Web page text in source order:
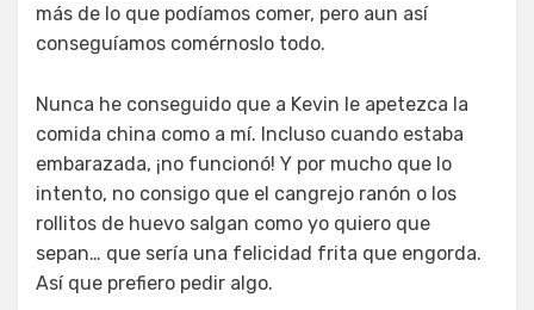
más de lo que podíamos comer, pero aun así
conseguíamos comérnoslo todo.
Nunca he conseguido que a Kevin le apetezca la
comida china como a mí. Incluso cuando estaba
embarazada, ¡no funcionó! Y por mucho que lo
intento, no consigo que el cangrejo ranón o los
rollitos de huevo salgan como yo quiero que
sepan… que sería una felicidad frita que engorda.
Así que prefiero pedir algo.